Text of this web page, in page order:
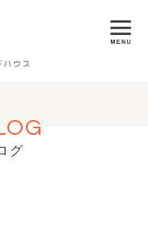
グ